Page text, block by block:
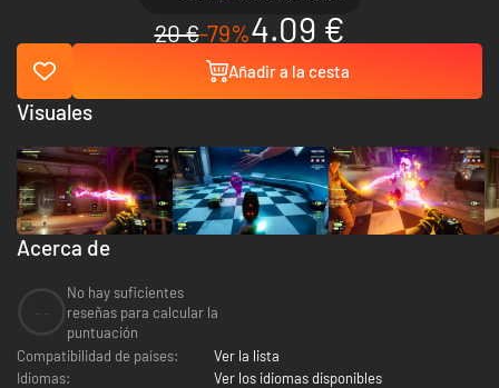
20 €-79%4.09 €
Añadir a la cesta
Acerca de
No hay suficientes
reseñas para calcular la
puntuación
Compatibilidad de países:
Ver la lista
Idiomas:
Ver los idiomas disponibles
Visuales